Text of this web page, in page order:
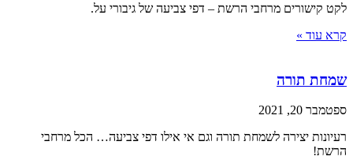
לקט קישורים מרחבי הרשת – דפי צביעה של גיבורי על.
קרא עוד »
שמחת תורה
ספטמבר 20, 2021
רעיונות יצירה לשמחת תורה וגם אי אילו דפי צביעה… הכל מרחבי
הרשת!